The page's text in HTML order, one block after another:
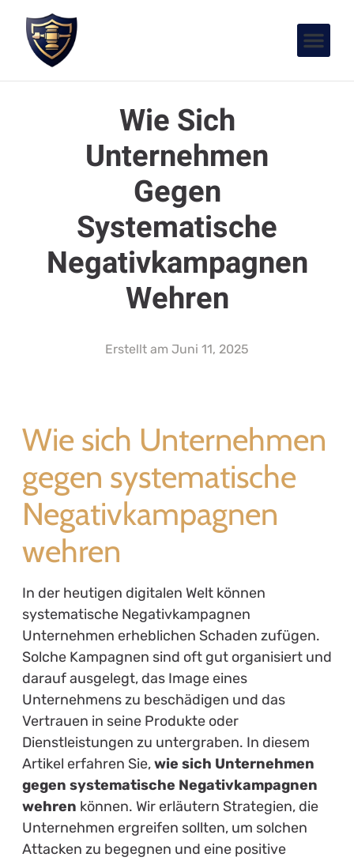
Wie Sich
Unternehmen
Gegen
Systematische
Negativkampagnen
Wehren
Erstellt am Juni 11, 2025
Wie sich Unternehmen
gegen systematische
Negativkampagnen
wehren
In der heutigen digitalen Welt können
systematische Negativkampagnen
Unternehmen erheblichen Schaden zufügen.
Solche Kampagnen sind oft gut organisiert und
darauf ausgelegt, das Image eines
Unternehmens zu beschädigen und das
Vertrauen in seine Produkte oder
Dienstleistungen zu untergraben. In diesem
Artikel erfahren Sie,wie sich Unternehmen
gegen systematische Negativkampagnen
wehren können. Wir erläutern Strategien, die
Unternehmen ergreifen sollten, um solchen
Attacken zu begegnen und eine positive